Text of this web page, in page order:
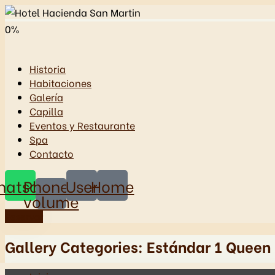
0%
Historia
Habitaciones
Galería
Capilla
Eventos y Restaurante
Spa
Contacto
Phone-
volume
UserHome
Gallery Categories: Estándar 1 Queen